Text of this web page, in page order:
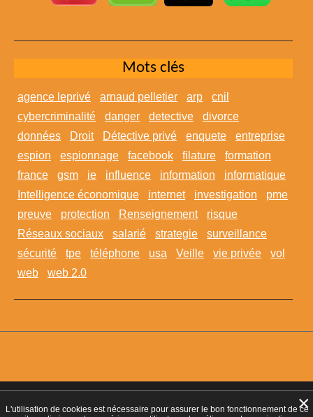
Mots clés
agence leprivé arnaud pelletier arp
cnil
cybercriminalité
danger detective
divorce
données
Droit Détective privé enquete
entreprise
espion
espionnage facebook filature
formation
france
gsm ie influence information
informatique
Intelligence économique
internet investigation
pme
preuve
protection Renseignement
risque
Réseaux sociaux
salarié strategie
surveillance
sécurité
tpe téléphone usa Veille vie privée
vol
web
web 2.0
Agrément CNAPS : AGD-095-2023-10-29-20180360642- Autorisation
L'utilisation de cookies est nécessaire pour assurer le bon fonctionnement de ce
×